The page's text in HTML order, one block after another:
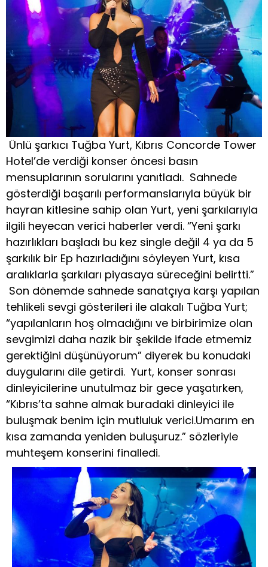
Ünlü şarkıcı Tuğba Yurt, Kıbrıs Concorde Tower
Hotel’de verdiği konser öncesi basın
mensuplarının sorularını yanıtladı. Sahnede
gösterdiği başarılı performanslarıyla büyük bir
hayran kitlesine sahip olan Yurt, yeni şarkılarıyla
ilgili heyecan verici haberler verdi. “Yeni şarkı
hazırlıkları başladı bu kez single değil 4 ya da 5
şarkılık bir Ep hazırladığını söyleyen Yurt, kısa
aralıklarla şarkıları piyasaya süreceğini belirtti.”
Son dönemde sahnede sanatçıya karşı yapılan
tehlikeli sevgi gösterileri ile alakalı Tuğba Yurt;
“yapılanların hoş olmadığını ve birbirimize olan
sevgimizi daha nazik bir şekilde ifade etmemiz
gerektiğini düşünüyorum” diyerek bu konudaki
duygularını dile getirdi. Yurt, konser sonrası
dinleyicilerine unutulmaz bir gece yaşatırken,
“Kıbrıs’ta sahne almak buradaki dinleyici ile
buluşmak benim için mutluluk verici.Umarım en
kısa zamanda yeniden buluşuruz.” sözleriyle
muhteşem konserini finalledi.